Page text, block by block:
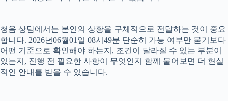
청음 상담에서는 본인의 상황을 구체적으로 전달하는 것이 중요
합니다. 2026년06월01일 08시49분 단순히 가능 여부만 묻기보다
어떤 기준으로 확인해야 하는지, 조건이 달라질 수 있는 부분이
있는지, 진행 전 필요한 사항이 무엇인지 함께 물어보면 더 현실
적인 안내를 받을 수 있습니다.